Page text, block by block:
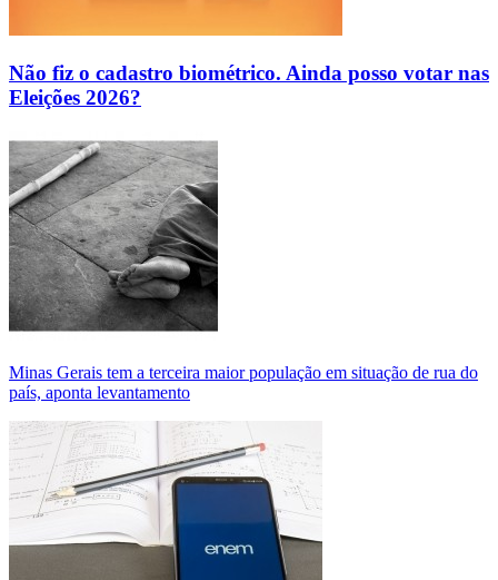
Não fiz o cadastro biométrico. Ainda posso votar nas
Eleições 2026?
Minas Gerais tem a terceira maior população em situação de rua do
país, aponta levantamento